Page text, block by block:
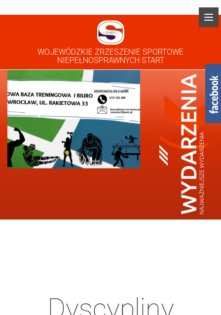
WOJEWÓDZKIE ZRZESZENIE SPORTOWE
NIEPEŁNOSPRAWNYCH START